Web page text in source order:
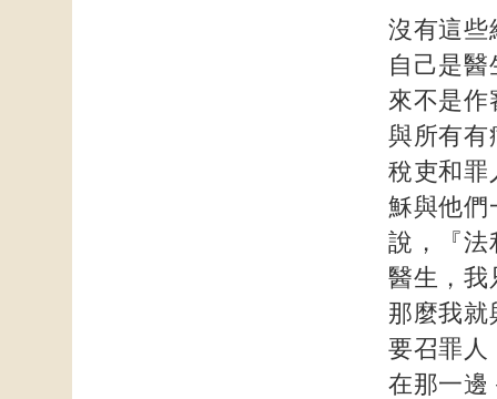
沒有這些
自己是
來不是作
與所有有
稅吏和罪
穌與他們
說，『法
醫生，我
那麼我就
要召罪人
在那一邊